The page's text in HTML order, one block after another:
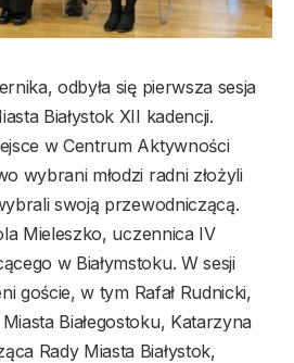
odbyła się pierwsza sesja
Białystok XII kadencji.
w Centrum Aktywności
wybrani młodzi radni złożyli
swoją przewodniczącą.
Mieleszko, uczennica IV
w Białymstoku. W sesji
goście, w tym Rafał Rudnicki,
Białegostoku, Katarzyna
Rady Miasta Białystok,